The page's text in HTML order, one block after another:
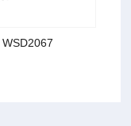
WSD2067